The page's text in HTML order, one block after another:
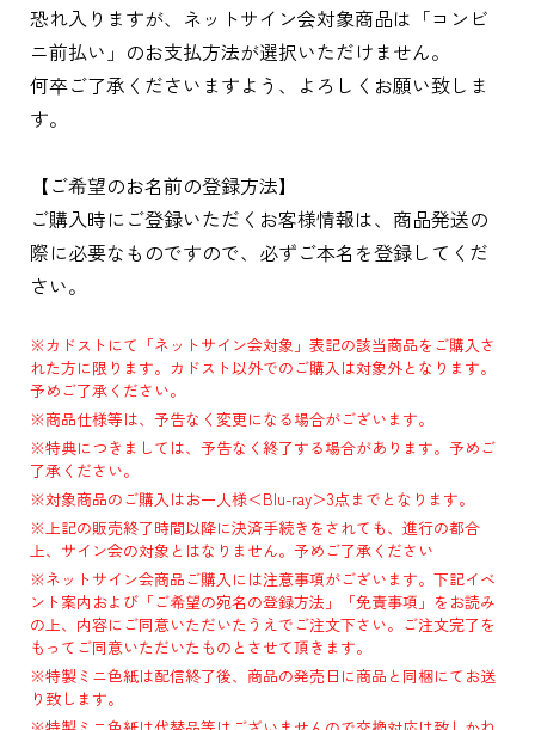
恐れ入りますが、ネットサイン会対象商品は「コンビ
ニ前払い」のお支払方法が選択いただけません。
何卒ご了承くださいますよう、よろしくお願い致しま
す。
【ご希望のお名前の登録方法】
ご購入時にご登録いただくお客様情報は、商品発送の
際に必要なものですので、必ずご本名を登録してくだ
さい。
※カドストにて「ネットサイン会対象」表記の該当商品をご購入さ
れた方に限ります。カドスト以外でのご購入は対象外となります。
予めご了承ください。
※商品仕様等は、予告なく変更になる場合がございます。
※特典につきましては、予告なく終了する場合があります。予めご
了承ください。
※対象商品のご購入はお一人様＜Blu-ray＞3点までとなります。
※上記の販売終了時間以降に決済手続きをされても、進行の都合
上、サイン会の対象とはなりません。予めご了承ください
※ネットサイン会商品ご購入には注意事項がございます。下記イベ
ント案内および「ご希望の宛名の登録方法」「免責事項」をお読み
の上、内容にご同意いただいたうえでご注文下さい。ご注文完了を
もってご同意いただいたものとさせて頂きます。
※特製ミニ色紙は配信終了後、商品の発売日に商品と同梱にてお送
り致します。